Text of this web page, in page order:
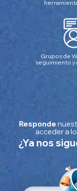
Grupos de
seguimiento y
Responde
acceder a
¿Ya nos